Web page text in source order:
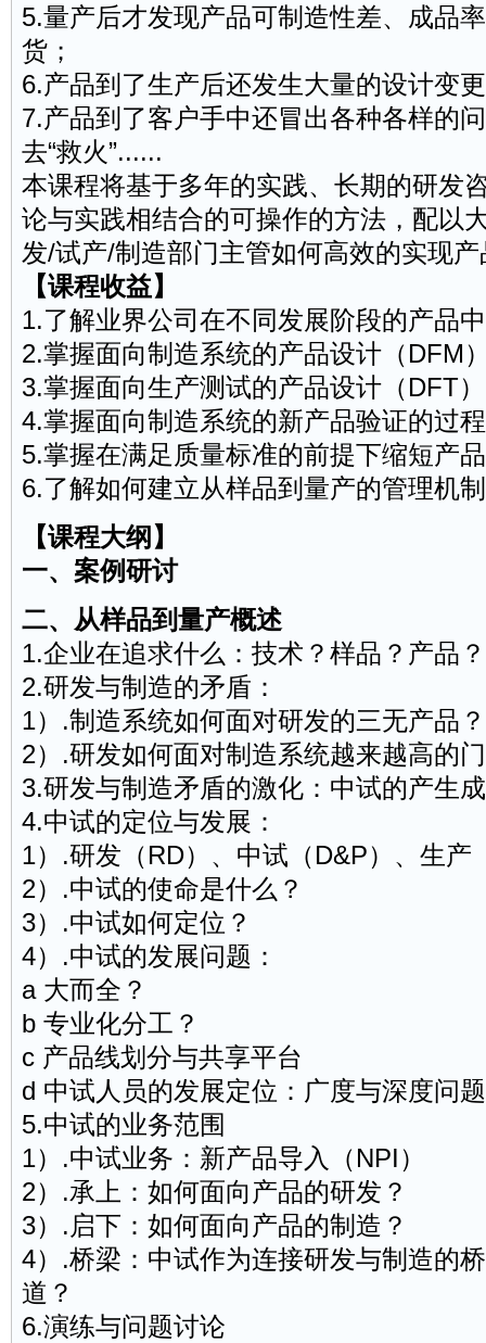
5.量产后才发现产品可制造性差、成品
货；
6.产品到了生产后还发生大量的设计变
7.产品到了客户手中还冒出各种各样的
去“救火”......
本课程将基于多年的实践、长期的研发
论与实践相结合的可操作的方法，配以
发/试产/制造部门主管如何高效的实现
【课程收益】
1.了解业界公司在不同发展阶段的产品
2.掌握面向制造系统的产品设计（DFM
3.掌握面向生产测试的产品设计（DFT
4.掌握面向制造系统的新产品验证的过
5.掌握在满足质量标准的前提下缩短产
6.了解如何建立从样品到量产的管理机制
【课程大纲】
一、案例研讨
二、从样品到量产概述
1.企业在追求什么：技术？样品？产品
2.研发与制造的矛盾：
1）.制造系统如何面对研发的三无产品？
2）.研发如何面对制造系统越来越高的
3.研发与制造矛盾的激化：中试的产生
4.中试的定位与发展：
1）.研发（RD）、中试（D&P）、生产
2）.中试的使命是什么？
3）.中试如何定位？
4）.中试的发展问题：
a 大而全？
b 专业化分工？
c 产品线划分与共享平台
d 中试人员的发展定位：广度与深度问题
5.中试的业务范围
1）.中试业务：新产品导入（NPI）
2）.承上：如何面向产品的研发？
3）.启下：如何面向产品的制造？
4）.桥梁：中试作为连接研发与制造的
道？
6.演练与问题讨论